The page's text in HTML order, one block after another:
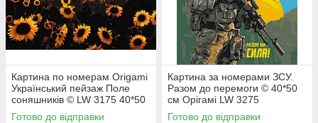
Картина по номерам Origamі
Український пейзаж Поле
соняшників © LW 3175 40*50
pbn-p
Готово до відправки
Картина за номерами ЗСУ.
Разом до перемоги © 40*50
см Орігамі LW 3275
Готово до відправки